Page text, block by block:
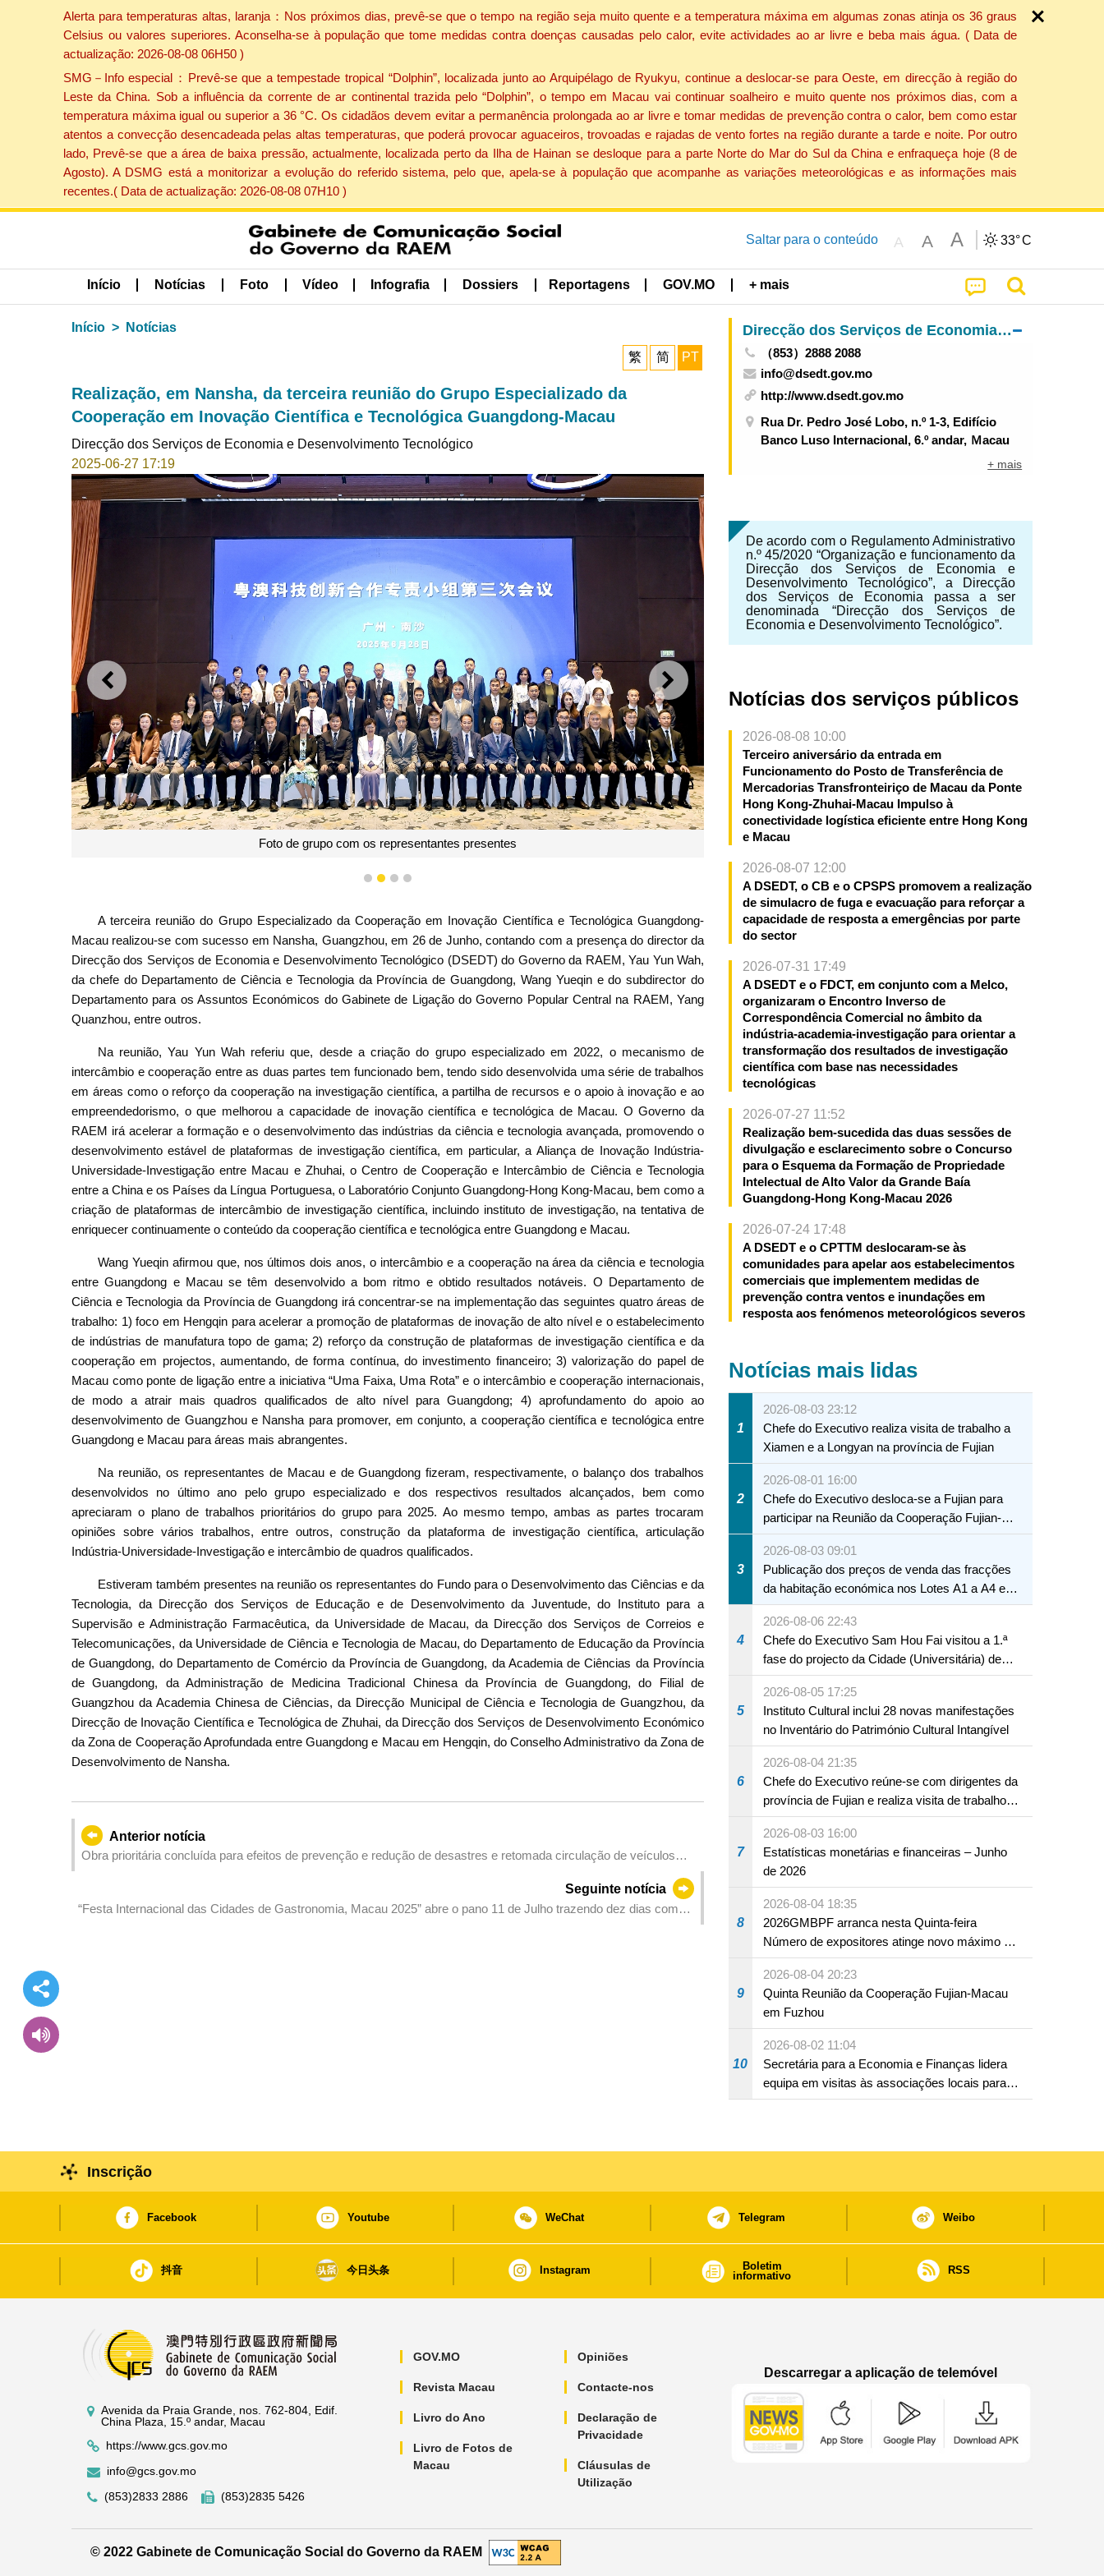
Alerta para temperaturas altas, laranja：Nos próximos dias, prevê-se que o tempo na região seja muito quente e a temperatura máxima em algumas zonas atinja os 36 graus
Celsius ou valores superiores. Aconselha-se à população que tome medidas contra doenças causadas pelo calor, evite actividades ao ar livre e beba mais água. ( Data de
actualização: 2026-08-08 06H50 )
SMG－Info especial：Prevê-se que a tempestade tropical “Dolphin”, localizada junto ao Arquipélago de Ryukyu, continue a deslocar-se para Oeste, em direcção à região do
Leste da China. Sob a influência da corrente de ar continental trazida pelo “Dolphin”, o tempo em Macau vai continuar soalheiro e muito quente nos próximos dias, com a
temperatura máxima igual ou superior a 36 °C. Os cidadãos devem evitar a permanência prolongada ao ar livre e tomar medidas de prevenção contra o calor, bem como estar
atentos a convecção desencadeada pelas altas temperaturas, que poderá provocar aguaceiros, trovoadas e rajadas de vento fortes na região durante a tarde e noite. Por outro
lado, Prevê-se que a área de baixa pressão, actualmente, localizada perto da Ilha de Hainan se desloque para a parte Norte do Mar do Sul da China e enfraqueça hoje (8 de
Agosto). A DSMG está a monitorizar a evolução do referido sistema, pelo que, apela-se à população que acompanhe as variações meteorológicas e as informações mais
recentes.( Data de actualização: 2026-08-08 07H10 )
Saltar para o conteúdo A A A 33°C
Início Notícias Foto Vídeo Infografia Dossiers Reportagens GOV.MO + mais
Início Notícias
繁 简 PT
Realização, em Nansha, da terceira reunião do Grupo Especializado da
Cooperação em Inovação Científica e Tecnológica Guangdong-Macau
Direcção dos Serviços de Economia e Desenvolvimento Tecnológico
2025-06-27 17:19
ANTERIOR SEGUINTE
Foto de grupo com os representantes presentes
1 2 3 4
A terceira reunião do Grupo Especializado da Cooperação em Inovação Científica e Tecnológica Guangdong-
Macau realizou-se com sucesso em Nansha, Guangzhou, em 26 de Junho, contando com a presença do director da
Direcção dos Serviços de Economia e Desenvolvimento Tecnológico (DSEDT) do Governo da RAEM, Yau Yun Wah,
da chefe do Departamento de Ciência e Tecnologia da Província de Guangdong, Wang Yueqin e do subdirector do
Departamento para os Assuntos Económicos do Gabinete de Ligação do Governo Popular Central na RAEM, Yang
Quanzhou, entre outros.
Na reunião, Yau Yun Wah referiu que, desde a criação do grupo especializado em 2022, o mecanismo de
intercâmbio e cooperação entre as duas partes tem funcionado bem, tendo sido desenvolvida uma série de trabalhos
em áreas como o reforço da cooperação na investigação científica, a partilha de recursos e o apoio à inovação e ao
empreendedorismo, o que melhorou a capacidade de inovação científica e tecnológica de Macau. O Governo da
RAEM irá acelerar a formação e o desenvolvimento das indústrias da ciência e tecnologia avançada, promovendo o
desenvolvimento estável de plataformas de investigação científica, em particular, a Aliança de Inovação Indústria-
Universidade-Investigação entre Macau e Zhuhai, o Centro de Cooperação e Intercâmbio de Ciência e Tecnologia
entre a China e os Países da Língua Portuguesa, o Laboratório Conjunto Guangdong-Hong Kong-Macau, bem como a
criação de plataformas de intercâmbio de investigação científica, incluindo instituto de investigação, na tentativa de
enriquecer continuamente o conteúdo da cooperação científica e tecnológica entre Guangdong e Macau.
Wang Yueqin afirmou que, nos últimos dois anos, o intercâmbio e a cooperação na área da ciência e tecnologia
entre Guangdong e Macau se têm desenvolvido a bom ritmo e obtido resultados notáveis. O Departamento de
Ciência e Tecnologia da Província de Guangdong irá concentrar-se na implementação das seguintes quatro áreas de
trabalho: 1) foco em Hengqin para acelerar a promoção de plataformas de inovação de alto nível e o estabelecimento
de indústrias de manufatura topo de gama; 2) reforço da construção de plataformas de investigação científica e da
cooperação em projectos, aumentando, de forma contínua, do investimento financeiro; 3) valorização do papel de
Macau como ponte de ligação entre a iniciativa “Uma Faixa, Uma Rota” e o intercâmbio e cooperação internacionais,
de modo a atrair mais quadros qualificados de alto nível para Guangdong; 4) aprofundamento do apoio ao
desenvolvimento de Guangzhou e Nansha para promover, em conjunto, a cooperação científica e tecnológica entre
Guangdong e Macau para áreas mais abrangentes.
Na reunião, os representantes de Macau e de Guangdong fizeram, respectivamente, o balanço dos trabalhos
desenvolvidos no último ano pelo grupo especializado e dos respectivos resultados alcançados, bem como
apreciaram o plano de trabalhos prioritários do grupo para 2025. Ao mesmo tempo, ambas as partes trocaram
opiniões sobre vários trabalhos, entre outros, construção da plataforma de investigação científica, articulação
Indústria-Universidade-Investigação e intercâmbio de quadros qualificados.
Estiveram também presentes na reunião os representantes do Fundo para o Desenvolvimento das Ciências e da
Tecnologia, da Direcção dos Serviços de Educação e de Desenvolvimento da Juventude, do Instituto para a
Supervisão e Administração Farmacêutica, da Universidade de Macau, da Direcção dos Serviços de Correios e
Telecomunicações, da Universidade de Ciência e Tecnologia de Macau, do Departamento de Educação da Província
de Guangdong, do Departamento de Comércio da Província de Guangdong, da Academia de Ciências da Província
de Guangdong, da Administração de Medicina Tradicional Chinesa da Província de Guangdong, do Filial de
Guangzhou da Academia Chinesa de Ciências, da Direcção Municipal de Ciência e Tecnologia de Guangzhou, da
Direcção de Inovação Científica e Tecnológica de Zhuhai, da Direcção dos Serviços de Desenvolvimento Económico
da Zona de Cooperação Aprofundada entre Guangdong e Macau em Hengqin, do Conselho Administrativo da Zona de
Desenvolvimento de Nansha.
Anterior notícia
Obra prioritária concluída para efeitos de prevenção e redução de desastres e retomada circulação de veículos
Seguinte notícia
“Festa Internacional das Cidades de Gastronomia, Macau 2025” abre o pano 11 de Julho trazendo dez dias com
Direcção dos Serviços de Economia e Desenvolvimento Tecnológico
（853）2888 2088
info@dsedt.gov.mo
http://www.dsedt.gov.mo
Rua Dr. Pedro José Lobo, n.º 1-3, Edifício
Banco Luso Internacional, 6.º andar, Ｍacau
+ mais
De acordo com o Regulamento Administrativo
n.º 45/2020 “Organização e funcionamento da
Direcção dos Serviços de Economia e
Desenvolvimento Tecnológico”, a Direcção
dos Serviços de Economia passa a ser
denominada “Direcção dos Serviços de
Economia e Desenvolvimento Tecnológico”.
Notícias dos serviços públicos
2026-08-08 10:00
Terceiro aniversário da entrada em
Funcionamento do Posto de Transferência de
Mercadorias Transfronteiriço de Macau da Ponte
Hong Kong-Zhuhai-Macau Impulso à
conectividade logística eficiente entre Hong Kong
e Macau
2026-08-07 12:00
A DSEDT, o CB e o CPSPS promovem a realização
de simulacro de fuga e evacuação para reforçar a
capacidade de resposta a emergências por parte
do sector
2026-07-31 17:49
A DSEDT e o FDCT, em conjunto com a Melco,
organizaram o Encontro Inverso de
Correspondência Comercial no âmbito da
indústria-academia-investigação para orientar a
transformação dos resultados de investigação
científica com base nas necessidades
tecnológicas
2026-07-27 11:52
Realização bem-sucedida das duas sessões de
divulgação e esclarecimento sobre o Concurso
para o Esquema da Formação de Propriedade
Intelectual de Alto Valor da Grande Baía
Guangdong-Hong Kong-Macau 2026
2026-07-24 17:48
A DSEDT e o CPTTM deslocaram-se às
comunidades para apelar aos estabelecimentos
comerciais que implementem medidas de
prevenção contra ventos e inundações em
resposta aos fenómenos meteorológicos severos
Notícias mais lidas
1
2026-08-03 23:12
Chefe do Executivo realiza visita de trabalho a
Xiamen e a Longyan na província de Fujian
2
2026-08-01 16:00
Chefe do Executivo desloca-se a Fujian para
participar na Reunião da Cooperação Fujian-
Macau
3
2026-08-03 09:01
Publicação dos preços de venda das fracções
da habitação económica nos Lotes A1 a A4 e
A12 da Zona A dos Novos Aterros
4
2026-08-06 22:43
Chefe do Executivo Sam Hou Fai visitou a 1.ª
fase do projecto da Cidade (Universitária) de
Educação Internacional de Macau e Hengqin
5
2026-08-05 17:25
Instituto Cultural inclui 28 novas manifestações
no Inventário do Património Cultural Intangível
6
2026-08-04 21:35
Chefe do Executivo reúne-se com dirigentes da
província de Fujian e realiza visita de trabalho
em Fuzhou
7
2026-08-03 16:00
Estatísticas monetárias e financeiras – Junho
de 2026
8
2026-08-04 18:35
2026GMBPF arranca nesta Quinta-feira
Número de expositores atinge novo máximo em
18 anos
9
2026-08-04 20:23
Quinta Reunião da Cooperação Fujian-Macau
em Fuzhou
10
2026-08-02 11:04
Secretária para a Economia e Finanças lidera
equipa em visitas às associações locais para
consolidar consensos e promover os trabalhos
Inscrição
Facebook Youtube WeChat Telegram Weibo
抖音 今日头条 Instagram
Boletim
informativo
RSS
Avenida da Praia Grande, nos. 762-804, Edif.
China Plaza, 15.º andar, Macau
https://www.gcs.gov.mo
info@gcs.gov.mo
(853)2833 2886
(853)2835 5426
GOV.MO
Revista Macau
Livro do Ano
Livro de Fotos de
Macau
Opiniões
Contacte-nos
Declaração de
Privacidade
Cláusulas de
Utilização
Descarregar a aplicação de telemóvel
© 2022 Gabinete de Comunicação Social do Governo da RAEM